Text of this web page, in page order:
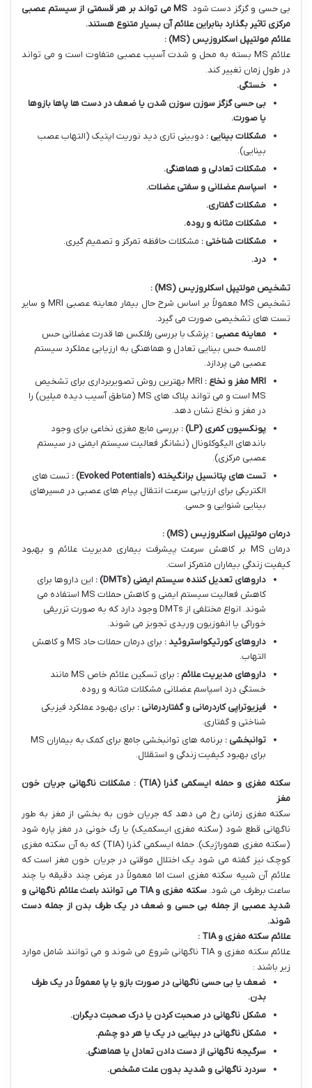
بی حسی و گزگز دست شود. MS می تواند بر هر قسمتی از سیستم عصبی
مرکزی تاثیر بگذارد بنابراین علائم آن بسیار متنوع هستند.
علائم مولتیپل اسکلروزیس (MS)
:
علائم MS بسته به محل و شدت آسیب عصبی متفاوت است و می تواند
در طول زمان تغییر کند.
خستگی.
بی حسی گزگز سوزن سوزن شدن یا ضعف در دست ها پاها بازوها
یا صورت.
مشکلات بینایی : دوبینی تاری دید نوریت اپتیک (التهاب عصب
بینایی).
مشکلات تعادلی و هماهنگی.
اسپاسم عضلانی و سفتی عضلات.
مشکلات گفتاری.
مشکلات مثانه و روده.
مشکلات شناختی : مشکلات حافظه تمرکز و تصمیم گیری.
درد.
تشخیص مولتیپل اسکلروزیس (MS)
:
تشخیص MS معمولاً بر اساس شرح حال بیمار معاینه عصبی MRI و سایر
تست های تشخیصی صورت می گیرد.
معاینه عصبی : پزشک با بررسی رفلکس ها قدرت عضلانی حس
لامسه حس بینایی تعادل و هماهنگی به ارزیابی عملکرد سیستم
عصبی می پردازد.
MRIمغز و نخاع :
MRI بهترین روش تصویربرداری برای تشخیص
MS است و می تواند پلاک های MS (مناطق آسیب دیده میلین) را
در مغز و نخاع نشان دهد.
پونکسیون کمری (LP)
: بررسی مایع مغزی نخاعی برای وجود
باندهای الیگوکلونال (نشانگر فعالیت سیستم ایمنی در سیستم
عصبی مرکزی).
تست های پتانسیل برانگیخته (Evoked Potentials)
: تست های
الکتریکی برای ارزیابی سرعت انتقال پیام های عصبی در مسیرهای
بینایی شنوایی و حسی.
درمان مولتیپل اسکلروزیس (MS)
:
درمان MS بر کاهش سرعت پیشرفت بیماری مدیریت علائم و بهبود
کیفیت زندگی بیماران متمرکز است.
داروهای تعدیل کننده سیستم ایمنی (DMTs)
: این داروها برای
کاهش فعالیت سیستم ایمنی و کاهش حملات MS استفاده می
شوند. انواع مختلفی از DMTs وجود دارد که به صورت تزریقی
خوراکی یا انفوزیون وریدی تجویز می شوند.
داروهای کورتیکواستروئید :
برای درمان حملات حاد MS و کاهش
التهاب.
داروهای مدیریت علائم :
برای تسکین علائم خاص MS مانند
خستگی درد اسپاسم عضلانی مشکلات مثانه و روده.
فیزیوتراپی کاردرمانی و گفتاردرمانی : برای بهبود عملکرد فیزیکی
شناختی و گفتاری.
توانبخشی :
برنامه های توانبخشی جامع برای کمک به بیماران MS
برای بهبود کیفیت زندگی و استقلال.
سکته مغزی و حمله ایسکمی گذرا (TIA)
: مشکلات ناگهانی جریان خون
مغز
سکته مغزی زمانی رخ می دهد که جریان خون به بخشی از مغز به طور
ناگهانی قطع شود (سکته مغزی ایسکمیک) یا رگ خونی در مغز پاره شود
(سکته مغزی هموراژیک). حمله ایسکمی گذرا (TIA) که به آن سکته مغزی
کوچک نیز گفته می شود یک اختلال موقتی در جریان خون مغز است که
علائم آن شبیه سکته مغزی است اما معمولاً در عرض چند دقیقه یا چند
ساعت برطرف می شود.سکته مغزی وTIA
می توانند باعث علائم ناگهانی و
شدید عصبی از جمله بی حسی و ضعف در یک طرف بدن از جمله دست
شوند.
علائم سکته مغزی وTIA
:
علائم سکته مغزی و TIA ناگهانی شروع می شوند و می توانند شامل موارد
زیر باشند :
ضعف یا بی حسی ناگهانی در صورت بازو یا پا معمولاً در یک طرف
بدن.
مشکل ناگهانی در صحبت کردن یا درک صحبت دیگران.
مشکل ناگهانی در بینایی در یک یا هر دو چشم.
سرگیجه ناگهانی از دست دادن تعادل یا هماهنگی.
سردرد ناگهانی و شدید بدون علت مشخص.